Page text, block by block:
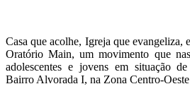
Casa que acolhe, Igreja que evangeliza,
Oratório Main, um movimento que
adolescentes e jovens em situação
Bairro Alvorada I, na Zona Centro-